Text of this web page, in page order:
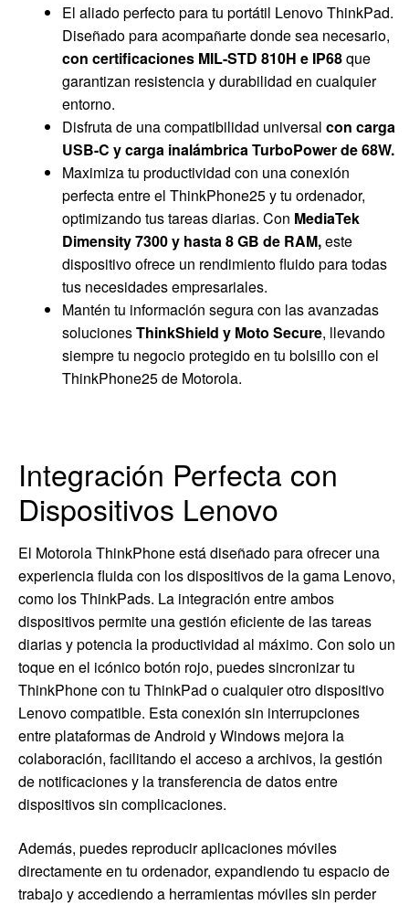
El aliado perfecto para tu portátil Lenovo ThinkPad.
Diseñado para acompañarte donde sea necesario,
con certificaciones MIL-STD 810H e IP68que
garantizan resistencia y durabilidad en cualquier
entorno.
Disfruta de una compatibilidad universal con carga
USB-C y carga inalámbrica TurboPower de 68W.
Maximiza tu productividad con una conexión
perfecta entre el ThinkPhone25 y tu ordenador,
optimizando tus tareas diarias. Con MediaTek
Dimensity 7300 y hasta 8 GB de RAM,este
dispositivo ofrece un rendimiento fluido para todas
tus necesidades empresariales.
Mantén tu información segura con las avanzadas
solucionesThinkShield y Moto Secure, llevando
siempre tu negocio protegido en tu bolsillo con el
ThinkPhone25 de Motorola.
Integración Perfecta con
Dispositivos Lenovo
El Motorola ThinkPhone está diseñado para ofrecer una
experiencia fluida con los dispositivos de la gama Lenovo,
como los ThinkPads. La integración entre ambos
dispositivos permite una gestión eficiente de las tareas
diarias y potencia la productividad al máximo. Con solo un
toque en el icónico botón rojo, puedes sincronizar tu
ThinkPhone con tu ThinkPad o cualquier otro dispositivo
Lenovo compatible. Esta conexión sin interrupciones
entre plataformas de Android y Windows mejora la
colaboración, facilitando el acceso a archivos, la gestión
de notificaciones y la transferencia de datos entre
dispositivos sin complicaciones.
Además, puedes reproducir aplicaciones móviles
directamente en tu ordenador, expandiendo tu espacio de
trabajo y accediendo a herramientas móviles sin perder